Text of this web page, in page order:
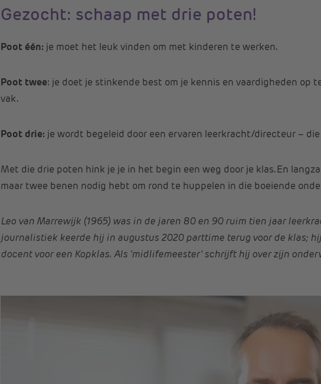
Gezocht: schaap met drie poten!
Poot één: je moet het leuk vinden om met kinderen te werken.
Poot twee: je doet je stinkende best om je kennis en vaardigheden op
vak.
Poot drie: je wordt begeleid door een ervaren leerkracht/directeur –
Met die drie poten hink je je in het begin een weg door je klas. En
maar twee benen nodig hebt om rond te huppelen in die boeiende
Leo van Marrewijk (1965) was in de jaren 80 en 90 ruim tien jaar
journalistiek keerde hij in augustus 2020 parttime terug voor de klas;
docent voor een Kopklas. Als ‘midlifemeester’ schrijft hij over zijn